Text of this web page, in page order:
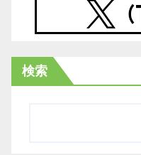
検索